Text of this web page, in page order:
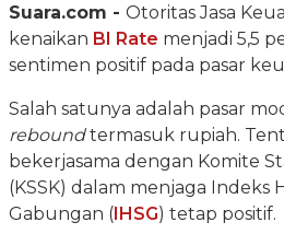
Suara.com - Otoritas Jasa
kenaikan BI Rate menjadi 5,5
sentimen positif pada pasar
Salah satunya adalah pasar
reboundtermasuk rupiah.
bekerjasama dengan Komite
(KSSK) dalam menjaga Indeks
Gabungan (IHSG) tetap positif.